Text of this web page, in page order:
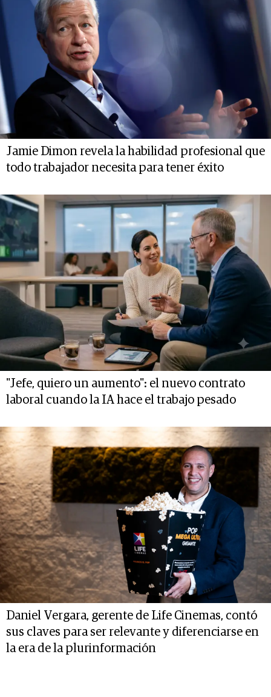
Jamie Dimon revela la habilidad profesional que
todo trabajador necesita para tener éxito
"Jefe, quiero un aumento": el nuevo contrato
laboral cuando la IA hace el trabajo pesado
Daniel Vergara, gerente de Life Cinemas, contó
sus claves para ser relevante y diferenciarse en
la era de la plurinformación